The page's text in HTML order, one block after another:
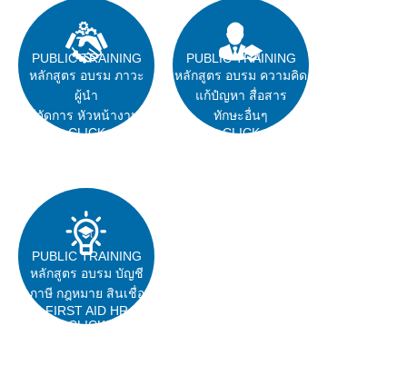
PUBLIC TRAINING
หลักสูตร อบรม ภาวะ
ผู้นำ
ผู้จัดการ หัวหน้างาน
CLICK
PUBLIC TRAINING
หลักสูตร อบรม ความคิด
แก้ปํญหา สื่อสาร
ทักษะอื่นๆ
CLICK
PUBLIC TRAINING
หลักสูตร อบรม บัญชี
ภาษี กฎหมาย สินเชื่อ
FIRST AID HR
CLICK